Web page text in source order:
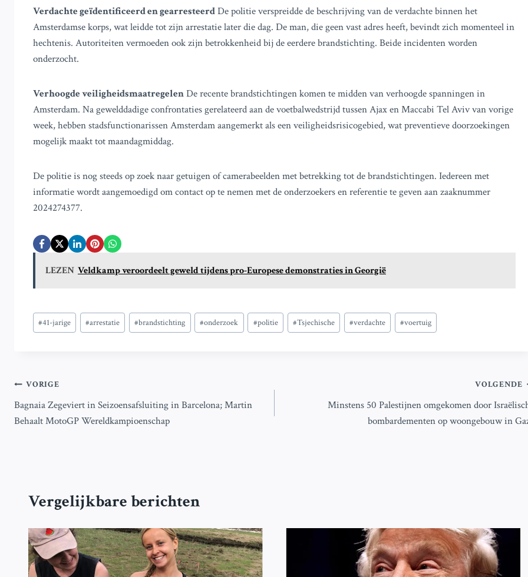
Verdachte geïdentificeerd en gearresteerdDe politie verspreidde de beschrijving van de verdachte binnen het
Amsterdamse korps, wat leidde tot zijn arrestatie later die dag. De man, die geen vast adres heeft, bevindt zich momenteel in
hechtenis. Autoriteiten vermoeden ook zijn betrokkenheid bij de eerdere brandstichting. Beide incidenten worden
onderzocht.
Verhoogde veiligheidsmaatregelenDe recente brandstichtingen komen te midden van verhoogde spanningen in
Amsterdam. Na gewelddadige confrontaties gerelateerd aan de voetbalwedstrijd tussen Ajax en Maccabi Tel Aviv van vorige
week, hebben stadsfunctionarissen Amsterdam aangemerkt als een veiligheidsrisicogebied, wat preventieve doorzoekingen
mogelijk maakt tot maandagmiddag.
De politie is nog steeds op zoek naar getuigen of camerabeelden met betrekking tot de brandstichtingen. Iedereen met
informatie wordt aangemoedigd om contact op te nemen met de onderzoekers en referentie te geven aan zaaknummer
2024274377.
LEZEN Veldkamp veroordeelt geweld tijdens pro-Europese demonstraties in Georgië
Bericht
tags:
#41-jarige #arrestatie #brandstichting #onderzoek #politie #Tsjechische #verdachte #voertuig
Bericht
navigatie
VORIGE
Bagnaia Zegeviert in Seizoensafsluiting in Barcelona; Martin
Behaalt MotoGP Wereldkampioenschap
VOLGENDE
Minstens 50 Palestijnen omgekomen door
bombardementen op woongebouw in
Vergelijkbare berichten